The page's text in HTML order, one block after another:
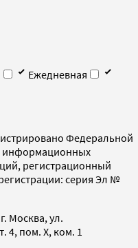
Ежедневная
Федеральной
информационных
регистрационный
серия Эл №
Москва, ул.
4, пом. X, ком. 1